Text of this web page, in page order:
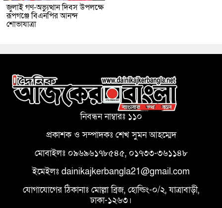
জুলাই গণ-অভ্যুত্থান দিবস উপলক্ষে
রূপগঞ্জে বিএনপির আনন্দ
শোভাযাত্রা
নিবন্ধন নাম্বারঃ ১১০
প্রকাশক ও সম্পাদকঃ শেখ সুমন আহম্মেদ
মোবাইলঃ ০৯৬৯৬১৭৮৫৪৫, ০১৭৩৩-৩৬১১৪৮
ইমেইলঃ dainikajkerbangla21@gmail.com
যোগাযোগের ঠিকানাঃ মোল্লা ব্রিজ, হোল্ডিং-০/২, যাত্রাবাড়ী,
ঢাকা-১২৬৩।